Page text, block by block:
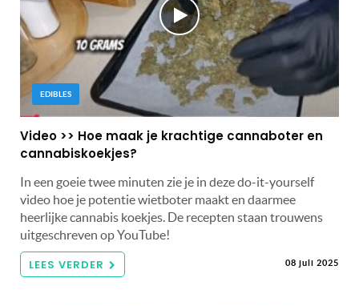
EDIBLES
Video >> Hoe maak je krachtige cannaboter en
cannabiskoekjes?
In een goeie twee minuten zie je in deze do-it-yourself
video hoe je potentie wietboter maakt en daarmee
heerlijke cannabis koekjes. De recepten staan trouwens
uitgeschreven op YouTube!
LEES VERDER 08 juli 2025